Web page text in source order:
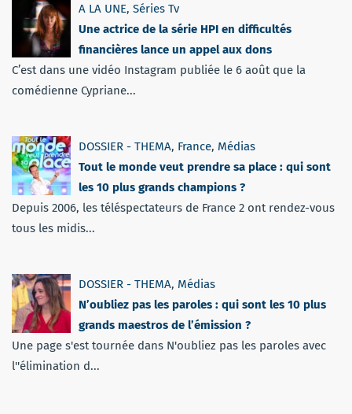
A LA UNE, Séries Tv
Une actrice de la série HPI en difficultés
financières lance un appel aux dons
C’est dans une vidéo Instagram publiée le 6 août que la
comédienne Cypriane...
DOSSIER - THEMA, France, Médias
Tout le monde veut prendre sa place : qui sont
les 10 plus grands champions ?
Depuis 2006, les téléspectateurs de France 2 ont rendez-vous
tous les midis...
DOSSIER - THEMA, Médias
N’oubliez pas les paroles : qui sont les 10 plus
grands maestros de l’émission ?
Une page s'est tournée dans N'oubliez pas les paroles avec
l''élimination d...